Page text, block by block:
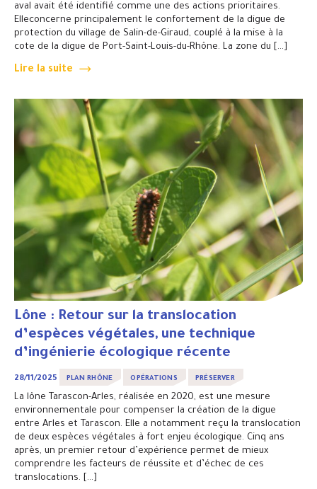
aval avait été identifié comme une des actions prioritaires.
Elleconcerne principalement le confortement de la digue de
protection du village de Salin-de-Giraud, couplé à la mise à la
cote de la digue de Port-Saint-Louis-du-Rhône. La zone du […]
Lire la suite
Lône : Retour sur la translocation
d’espèces végétales, une technique
d’ingénierie écologique récente
28/11/2025 PLAN RHÔNE OPÉRATIONS PRÉSERVER
La lône Tarascon-Arles, réalisée en 2020, est une mesure
environnementale pour compenser la création de la digue
entre Arles et Tarascon. Elle a notamment reçu la translocation
de deux espèces végétales à fort enjeu écologique. Cinq ans
après, un premier retour d’expérience permet de mieux
comprendre les facteurs de réussite et d’échec de ces
translocations. […]